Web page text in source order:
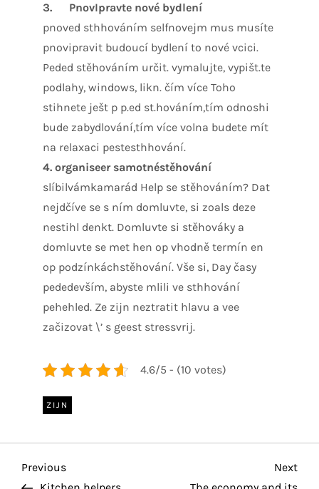
3. PnovIpravte nové bydlení
pnoved sthhováním selfnovejm mus musíte
pnovipravit budoucí bydlení to nové vcici.
Peded stěhováním určit. vymalujte, vypišt.te
podlahy, windows, likn. čím více Toho
stihnete ješt p p.ed st.hováním,tím odnoshi
bude zabydlování,tím více volna budete mít
na relaxaci pestesthhování.
4. organiseer samotnéstěhování
slíbilvámkamarád Help se stěhováním? Dat
nejdčíve se s ním domluvte, si zoals deze
nestihl denkt. Domluvte si stěhováky a
domluvte se met hen op vhodně termín en
op podzínkáchstěhování. Vše si, Day časy
pededevším, abyste mlili ve sthhování
pehehled. Ze zijn neztratit hlavu a vee
začizovat \’ s geest stressvrij.
4.6/5 - (10 votes)
ZIJN
P
Previous
Previous
Next